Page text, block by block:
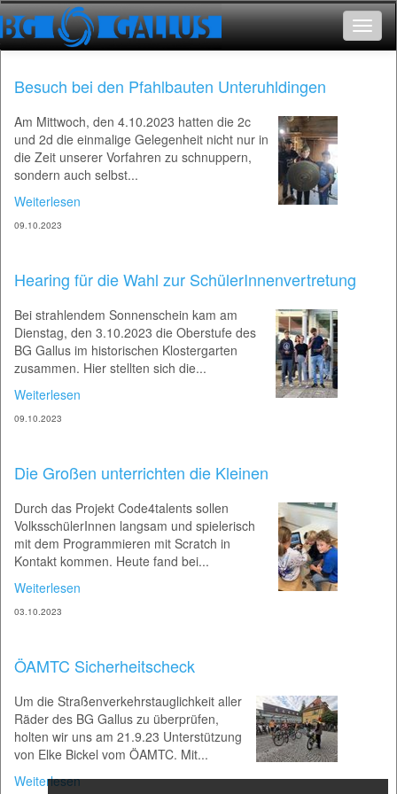
Toggle
Besuch bei den Pfahlbauten Unteruhldingen
Am Mittwoch, den 4.10.2023 hatten die 2c
und 2d die einmalige Gelegenheit nicht nur in
die Zeit unserer Vorfahren zu schnuppern,
sondern auch selbst...
Weiterlesen
09.10.2023
Hearing für die Wahl zur SchülerInnenvertretung
Bei strahlendem Sonnenschein kam am
Dienstag, den 3.10.2023 die Oberstufe des
BG Gallus im historischen Klostergarten
zusammen. Hier stellten sich die...
Weiterlesen
09.10.2023
Die Großen unterrichten die Kleinen
Durch das Projekt Code4talents sollen
VolksschülerInnen langsam und spielerisch
mit dem Programmieren mit Scratch in
Kontakt kommen. Heute fand bei...
Weiterlesen
03.10.2023
ÖAMTC Sicherheitscheck
Um die Straßenverkehrstauglichkeit aller
Räder des BG Gallus zu überprüfen,
holten wir uns am 21.9.23 Unterstützung
von Elke Bickel vom ÖAMTC. Mit...
Weiterlesen